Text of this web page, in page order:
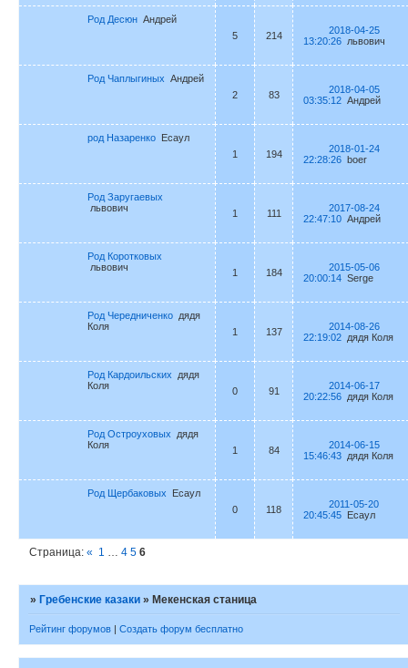
Род Десюн Андрей
5
214
2018-04-25
13:20:26 львович
Род Чаплыгиных Андрей
2
83
2018-04-05
03:35:12 Андрей
род Назаренко Есаул
1
194
2018-01-24
22:28:26 boer
Род Заругаевых
львович
1 111
2017-08-24
22:47:10 Андрей
Род Коротковых
львович
1 184
2015-05-06
20:00:14 Serge
Род Чередниченко дядя
Коля
1 137
2014-08-26
22:19:02 дядя Коля
Род Кардоильских
дядя
Коля
0 91
2014-06-17
20:22:56 дядя Коля
Род Остроуховых
дядя
Коля
1 84
2014-06-15
15:46:43 дядя Коля
Род Щербаковых
Есаул
0
118
2011-05-20
20:45:45 Есаул
Страница:« 1 4 5 6
» Гребенские казаки » Мекенская станица
Рейтинг форумов | Создать форум бесплатно